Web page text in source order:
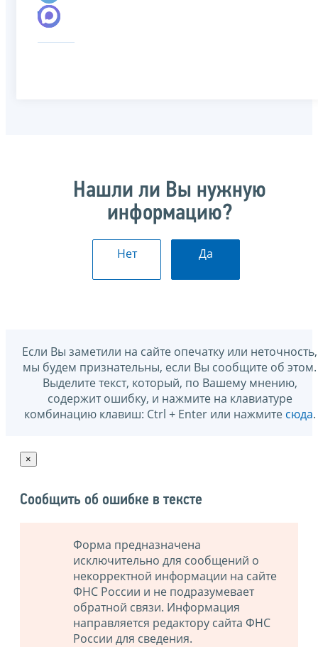
Нашли ли Вы нужную
информацию?
Нет Да
Если Вы заметили на сайте опечатку или неточность,
мы будем признательны, если Вы сообщите об этом.
Выделите текст, который, по Вашему мнению,
содержит ошибку, и нажмите на клавиатуре
комбинацию клавиш: Ctrl + Enter или нажмите сюда.
×
Сообщить об ошибке в тексте
Форма предназначена
исключительно для сообщений о
некорректной информации на сайте
ФНС России и не подразумевает
обратной связи. Информация
направляется редактору сайта ФНС
России для сведения.